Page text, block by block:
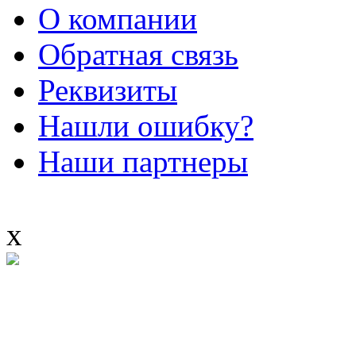
О компании
Обратная связь
Реквизиты
Нашли ошибку?
Наши партнеры
x